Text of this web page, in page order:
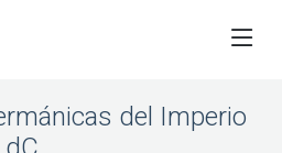
del Imperio